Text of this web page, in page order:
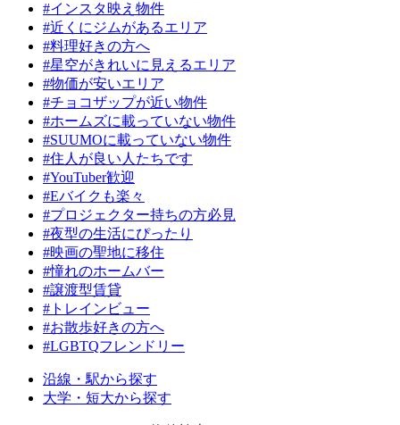
#インスタ映え物件
#近くにジムがあるエリア
#料理好きの方へ
#星空がきれいに見えるエリア
#物価が安いエリア
#チョコザップが近い物件
#ホームズに載っていない物件
#SUUMOに載っていない物件
#住人が良い人たちです
#YouTuber歓迎
#Eバイクも楽々
#プロジェクター持ちの方必見
#夜型の生活にぴったり
#映画の聖地に移住
#憧れのホームバー
#譲渡型賃貸
#トレインビュー
#お散歩好きの方へ
#LGBTQフレンドリー
沿線・駅から探す
大学・短大から探す